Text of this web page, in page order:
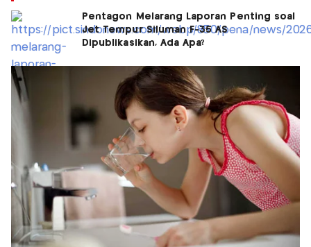
Pentagon Melarang Laporan Penting soal
Jet Tempur Siluman F-35 AS
Dipublikasikan, Ada Apa?